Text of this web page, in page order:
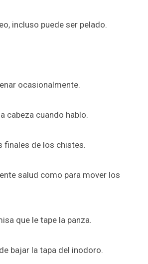
incluso puede ser pelado.
ocasionalmente.
cabeza cuando hablo.
finales de los chistes.
salud como para mover los
que le tape la panza.
bajar la tapa del inodoro.